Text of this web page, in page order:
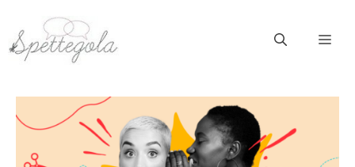
contenuto